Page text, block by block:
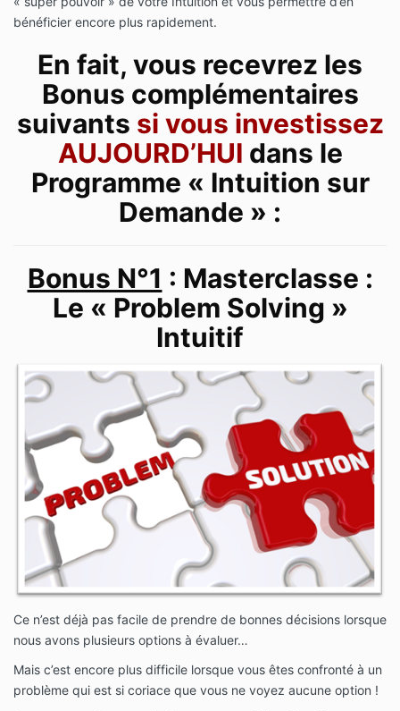
bénéficier encore plus rapidement.
En fait, vous recevrez les
Bonus complémentaires
suivants si vous investissez
AUJOURD’HUI dans le
Programme « Intuition sur
Demande » :
Bonus N°1 : Masterclasse :
Le « Problem Solving »
Intuitif
Ce n’est déjà pas facile de prendre de bonnes décisions lorsque
nous avons plusieurs options à évaluer…
Mais c’est encore plus difficile lorsque vous êtes confronté à un
problème qui est si coriace que vous ne voyez aucune option !